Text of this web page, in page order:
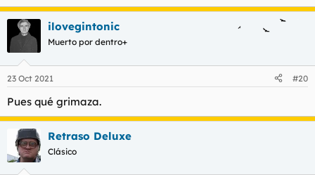
ilovegintonic
Muerto por dentro+
23 Oct 2021 #20
Pues qué grimaza.
Retraso Deluxe
Clásico